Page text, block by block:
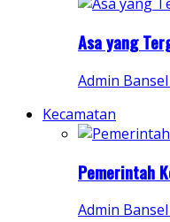
Asa yang
Admin
Kecamatan
Pemerintah
Admin